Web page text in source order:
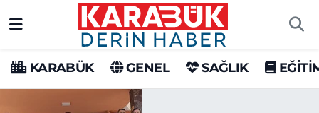
KARABÜK GENEL SAĞLIK
Karabük Hava Durumu